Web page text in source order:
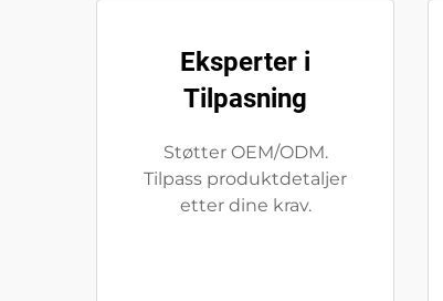
Eksperter i
Tilpasning
Støtter OEM/ODM.
Tilpass produktdetaljer
etter dine krav.